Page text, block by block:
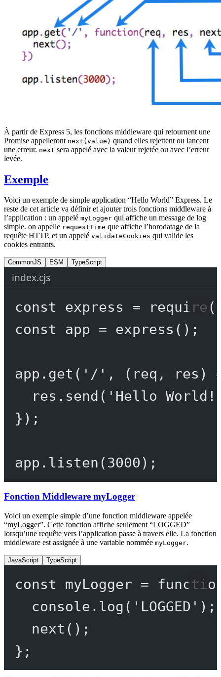
À partir de Express 5, les fonctions middleware qui retournent une
Promise appelleront next(value) quand elles rejettent ou lancent
une erreur. next sera appelé avec la valeur rejetée ou avec l’erreur
levée.
Exemple
Voici un exemple de simple application “Hello World” Express. Le
reste de cet article va définir et ajouter trois fonctions middleware à
l’application : un appelé myLogger qui affiche un message de log
simple. on appelle requestTime que affiche l’horodatage de la
requête HTTP, et un appelé validateCookies qui valide les
cookies entrants.
CommonJS ESM TypeScript
index.cjs
const express = require (
const
app = express ();
app. get ( '/' , ( req , res )
res. send ( 'Hello
});
app. listen (3000 );
Fonction Middleware myLogger
Voici un exemple simple d’une fonction middleware appelée
“myLogger”. Cette fonction affiche seulement “LOGGED”
lorsqu’une requête vers l’application passe à travers elle. La fonction
middleware est assignée à une variable nommée myLogger.
JavaScript TypeScript
const myLogger =
console. log ( 'LOGGED' );
next ();
};